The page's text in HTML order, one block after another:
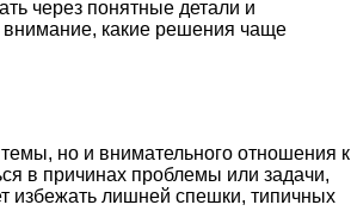
через понятные детали и
внимание, какие решения чаще
но и внимательного отношения к
в причинах проблемы или задачи,
избежать лишней спешки, типичных